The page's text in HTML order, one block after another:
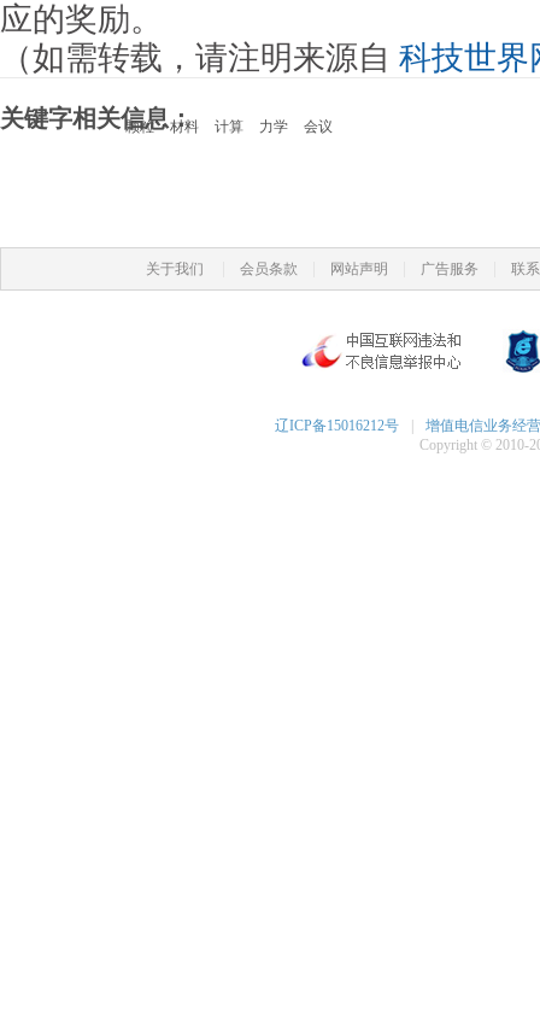
应的奖励。
（如需转载，请注明来源自 科技世界
关键字相关信息：
颗粒 材料 计算 力学 会议
关于我们 会员条款 网站声明 广告服务 联
辽ICP备15016212号
增值电信业务经
Copyright © 2010-